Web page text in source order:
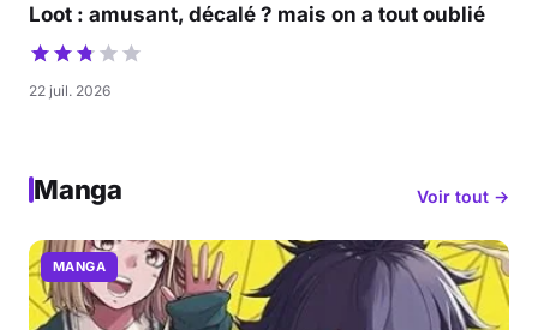
Loot : amusant, décalé ? mais on a tout oublié
22 juil. 2026
Manga Voir tout →
MANGA